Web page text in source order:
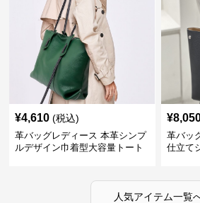
¥4,610 (税込)
革バッグレディース 本革シンプ
ルデザイン巾着型大容量トート
¥
革バッ
仕立て
人気アイテム一覧